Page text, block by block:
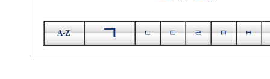
A-Z ㄱ ㄴ ㄷ ㄹ ㅁ ㅂ